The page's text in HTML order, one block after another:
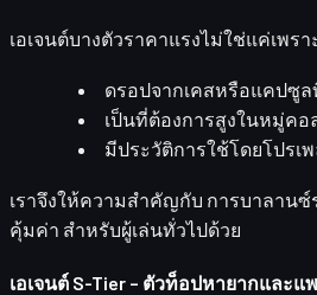
เอเจนต์บางตัวราคาแรงไม่ใช่แค่เพรา
ดรอปจากเคสหรือแคปซูล
เป็นที่ต้องการสูงในหมู่คอ
มีประวัติการใช้โดยโปรเ
เราจึงให้ความสำคัญกับ การบาลานซ์
คุ้มค่า สำหรับผู้เล่นทั่วไปด้วย
เอเจนต์ S-Tier – ตัวท็อปหายากและแ